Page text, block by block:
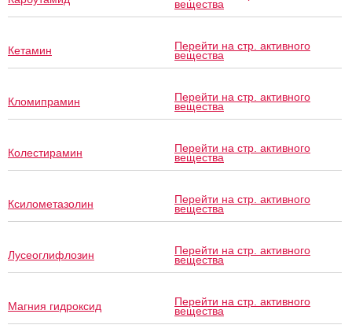
вещества
Кетамин Перейти на стр. активного
вещества
Кломипрамин Перейти на стр. активного
вещества
Колестирамин Перейти на стр. активного
вещества
Ксилометазолин Перейти на стр. активного
вещества
Лусеоглифлозин Перейти на стр. активного
вещества
Магния гидроксид Перейти на стр. активного
вещества